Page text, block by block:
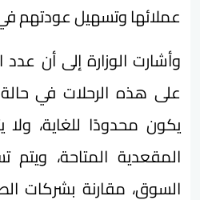
عملائها وتسهيل عودتهم
وأشارت الوزارة إلى أن عدد
على هذه الرحلات في
المقعدية المتاحة، ويتم
السوق، مقارنة بشركات